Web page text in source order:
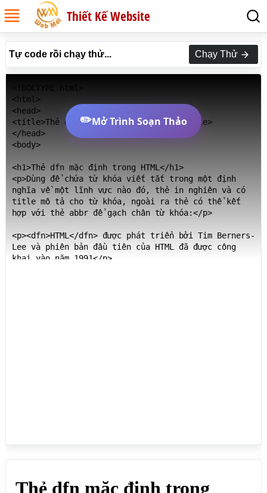
Thiết Kế Website
Tự code rồi chạy thử... Chạy Thử
<html>
<head>
<title>Thẻ dfn mặc định trong HTML</title>
</head>
<body>
<h1>Thẻ dfn mặc định trong HTML</h1>
<p>Dùng để chứa từ khóa viết tắt trong một định
nghĩa về một lĩnh vực nào đó, thẻ in nghiên và có
title mô tả cho từ khóa, ngoài ra thẻ có thể kết
hợp với thẻ abbr để gạch chân từ khóa:</p>
<p><dfn>HTML</dfn> được phát triển bởi Tim Berners-
Lee và phiên bản đầu tiên của HTML đã được công
khai vào năm 1991</p>
✏️Mở Trình Soạn Thảo